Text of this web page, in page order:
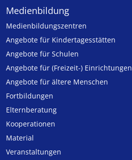
Medienbildung
Medien­bildungs­zentren
Angebote für Kinder­tages­stätten
Angebote für Schulen
Angebote für (Freizeit-) Ein­rich­tungen
Angebote für ältere Menschen
Fortbildungen
Elternberatung
Kooperationen
Material
Veranstaltungen